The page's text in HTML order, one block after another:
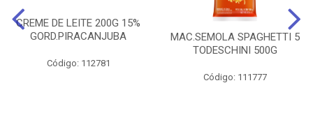
CREME DE LEITE 200G 15%
GORD.PIRACANJUBA
Código: 112781
MAC.SEMOLA SPAGHETTI 5
TODESCHINI 500G
Código: 111777